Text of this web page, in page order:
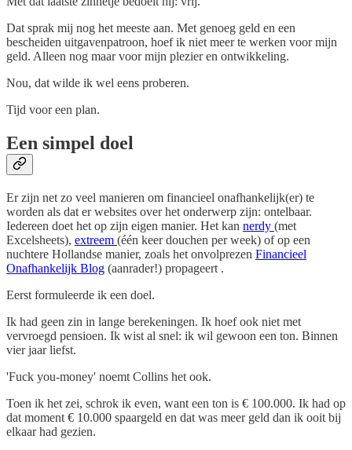
Dat sprak mij nog het meeste aan. Met genoeg geld en een
bescheiden uitgavenpatroon, hoef ik niet meer te werken voor mijn
geld. Alleen nog maar voor mijn plezier en ontwikkeling.
Nou, dat wilde ik wel eens proberen.
Tijd voor een plan.
Een simpel doel
Er zijn net zo veel manieren om financieel onafhankelijk(er) te
worden als dat er websites over het onderwerp zijn: ontelbaar.
Iedereen doet het op zijn eigen manier. Het kan nerdy (met
Excelsheets), extreem (één keer douchen per week) of op een
nuchtere Hollandse manier, zoals het onvolprezen Financieel
Onafhankelijk Blog (aanrader!) propageert .
Eerst formuleerde ik een doel.
Ik had geen zin in lange berekeningen. Ik hoef ook niet met
vervroegd pensioen. Ik wist al snel: ik wil gewoon een ton. Binnen
vier jaar liefst.
'Fuck you-money' noemt Collins het ook.
Toen ik het zei, schrok ik even, want een ton is € 100.000. Ik had op
dat moment € 10.000 spaargeld en dat was meer geld dan ik ooit bij
elkaar had gezien.